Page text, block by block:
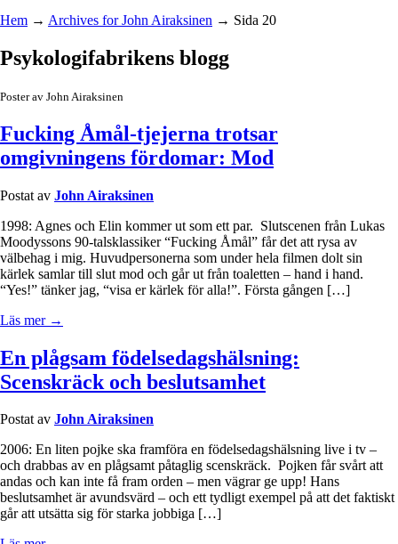
Hem → Archives for John Airaksinen → Sida 20
Psykologifabrikens blogg
Poster av John Airaksinen
Fucking Åmål-tjejerna trotsar
omgivningens fördomar: Mod
Postat av John Airaksinen
1998: Agnes och Elin kommer ut som ett par. Slutscenen från Lukas
Moodyssons 90-talsklassiker “Fucking Åmål” får det att rysa av
välbehag i mig. Huvudpersonerna som under hela filmen dolt sin
kärlek samlar till slut mod och går ut från toaletten – hand i hand.
“Yes!” tänker jag, “visa er kärlek för alla!”. Första gången […]
Läs mer →
En plågsam födelsedagshälsning:
Scenskräck och beslutsamhet
Postat av John Airaksinen
2006: En liten pojke ska framföra en födelsedagshälsning live i tv –
och drabbas av en plågsamt påtaglig scenskräck. Pojken får svårt att
andas och kan inte få fram orden – men vägrar ge upp! Hans
beslutsamhet är avundsvärd – och ett tydligt exempel på att det faktiskt
går att utsätta sig för starka jobbiga […]